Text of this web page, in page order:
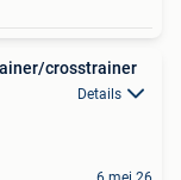
crosstrainer
Details